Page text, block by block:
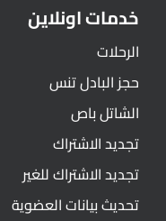
خدمات اونلاين
الرحلات
حجز البادل تنس
الشاتل باص
تجديد الاشتراك
تجديد الاشتراك للغير
تحديث بيانات العضوية